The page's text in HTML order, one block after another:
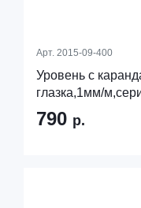
Арт. 2015-09-400
Уровень с
глазка,1мм/
790 р.